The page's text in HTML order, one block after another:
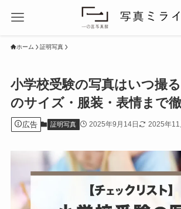
ホーム 証明写真
小学校受験の写真はいつ撮
のサイズ・服装・表情まで
広告 証明写真 2025年9月14日 2025年11